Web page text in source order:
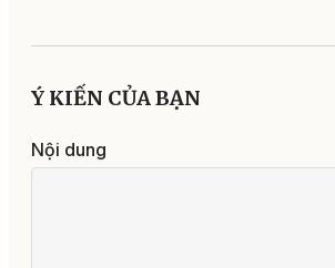
Ý KIẾN CỦA BẠN
Nội dung